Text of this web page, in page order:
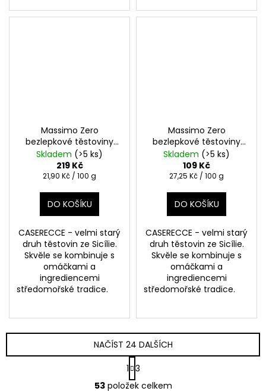
Massimo Zero
bezlepkové těstoviny
CASERECCE 1000g
Skladem (>5 ks)
219 Kč
Měrná
21,90 Kč / 100 g
DO KOŠÍKU
CASERECCE - velmi starý
druh těstovin ze Sicílie.
Skvěle se kombinuje s
omáčkami a
ingrediencemi
středomořské tradice.
Massimo Zero
bezlepkové těstoviny
CASERECCE 400g
Skladem (>5 ks)
109 Kč
Měrná
27,25 Kč / 100 g
DO KOŠÍKU
CASERECCE - velmi starý
druh těstovin ze Sicílie.
Skvěle se kombinuje s
omáčkami a
ingrediencemi
středomořské tradice.
O
NAČÍST 24 DALŠÍCH
S
t
r
1 3
53položek celkem